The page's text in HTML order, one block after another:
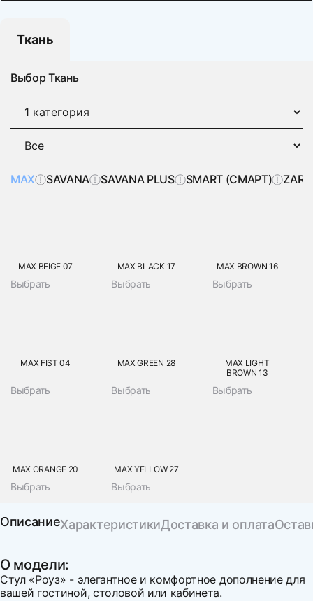
Ткань
Выбор Ткань
MAX SAVANA SAVANA PLUS SMART (СМАРТ) ZARA
MAX BEIGE 07
Выбрать
MAX BLACK 17
Выбрать
MAX BROWN 16
Выбрать
MAX FIST 04
Выбрать
MAX GREEN 28
Выбрать
MAX LIGHT
BROWN 13
Выбрать
MAX ORANGE 20
Выбрать
MAX YELLOW 27
Выбрать
ОписаниеХарактеристикиДоставка и оплата
О модели:
Стул «Роуз» - элегантное и комфортное дополнение для
вашей гостиной, столовой или кабинета.